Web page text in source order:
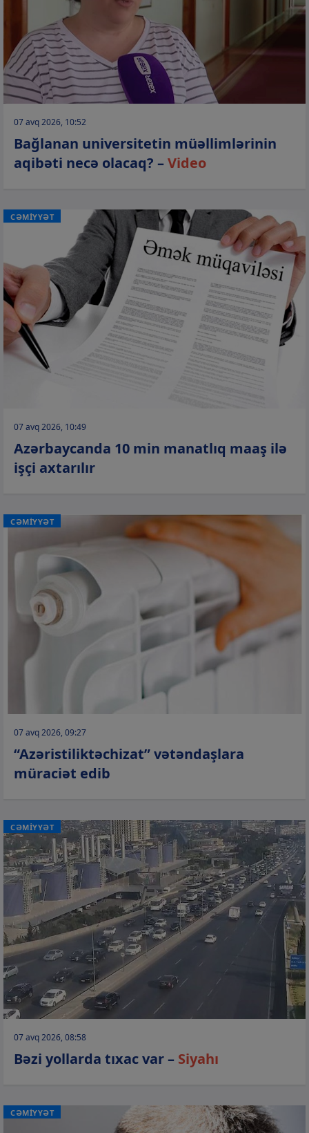
07 avq 2026, 10:52
Bağlanan universitetin müəllimlərinin
aqibəti necə olacaq? –Video
CƏMİYYƏT
07 avq 2026, 10:49
Azərbaycanda 10 min manatlıq maaş ilə
işçi axtarılır
CƏMİYYƏT
07 avq 2026, 09:27
“Azəristiliktəchizat” vətəndaşlara
müraciət edib
CƏMİYYƏT
07 avq 2026, 08:58
Bəzi yollarda tıxac var – Siyahı
CƏMİYYƏT